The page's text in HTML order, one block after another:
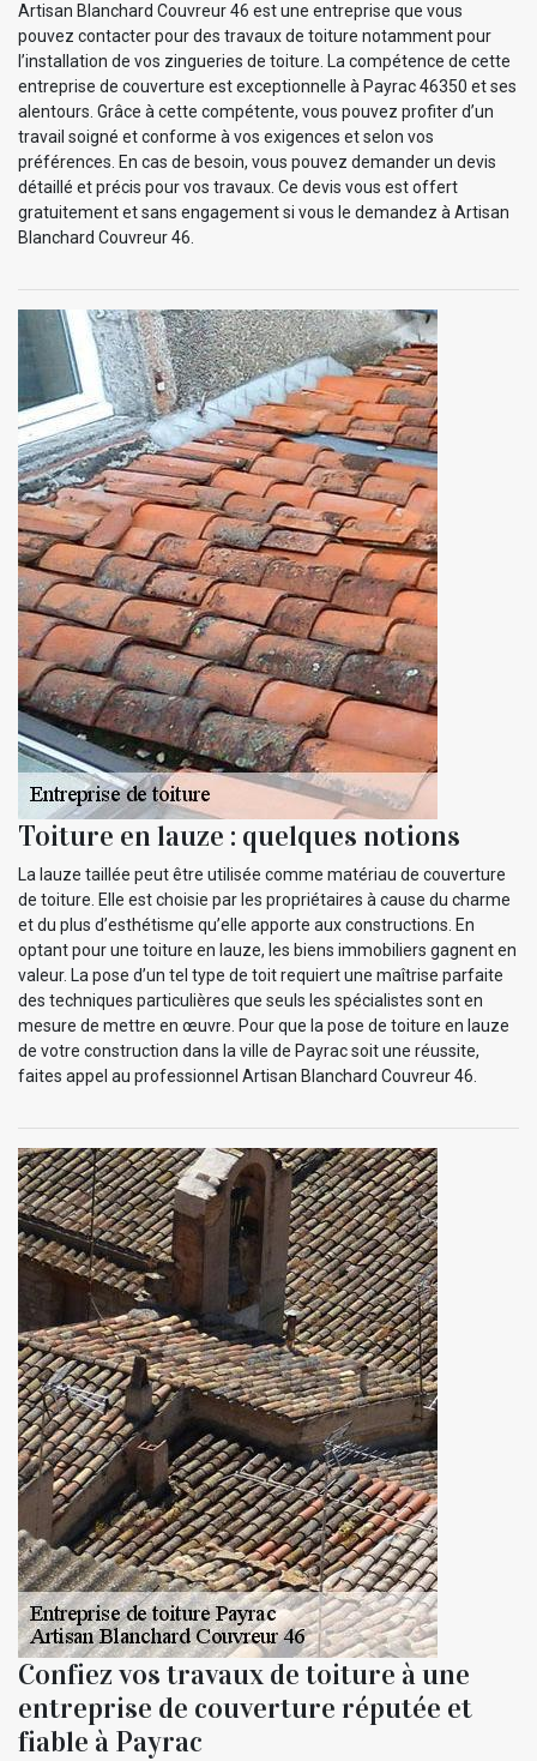
Artisan Blanchard Couvreur 46 est une entreprise que vous
pouvez contacter pour des travaux de toiture notamment pour
l’installation de vos zingueries de toiture. La compétence de cette
entreprise de couverture est exceptionnelle à Payrac 46350 et ses
alentours. Grâce à cette compétente, vous pouvez profiter d’un
travail soigné et conforme à vos exigences et selon vos
préférences. En cas de besoin, vous pouvez demander un devis
détaillé et précis pour vos travaux. Ce devis vous est offert
gratuitement et sans engagement si vous le demandez à Artisan
Blanchard Couvreur 46.
Toiture en lauze : quelques notions
La lauze taillée peut être utilisée comme matériau de couverture
de toiture. Elle est choisie par les propriétaires à cause du charme
et du plus d’esthétisme qu’elle apporte aux constructions. En
optant pour une toiture en lauze, les biens immobiliers gagnent en
valeur. La pose d’un tel type de toit requiert une maîtrise parfaite
des techniques particulières que seuls les spécialistes sont en
mesure de mettre en œuvre. Pour que la pose de toiture en lauze
de votre construction dans la ville de Payrac soit une réussite,
faites appel au professionnel Artisan Blanchard Couvreur 46.
Confiez vos travaux de toiture à une
entreprise de couverture réputée et
fiable à Payrac